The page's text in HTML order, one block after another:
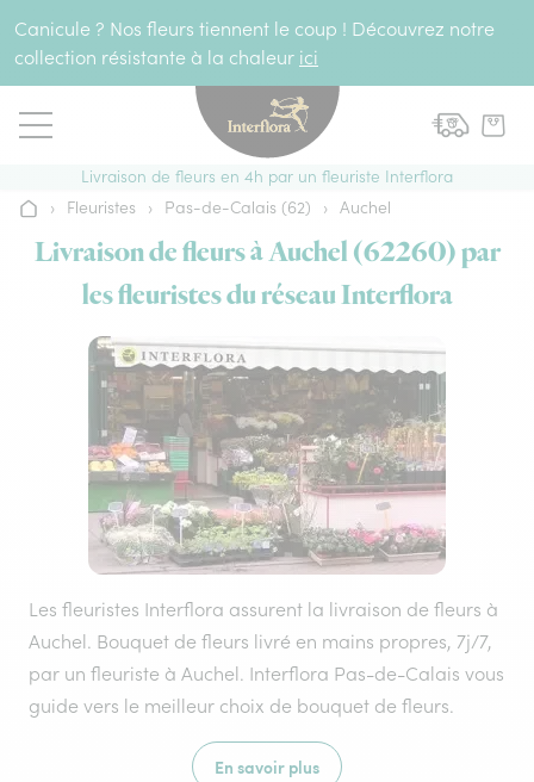
Canicule ? Nos fleurs tiennent le coup ! Découvrez notre
collection résistante à la chaleur ici
Livraison de fleurs en 4h par un fleuriste Interflora
Accueil
› Fleuristes › Pas-de-Calais (62) › Auchel
Livraison de fleurs à Auchel (62260) par
les fleuristes du réseau Interflora
Les fleuristes Interflora assurent la livraison de fleurs à
Auchel. Bouquet de fleurs livré en mains propres, 7j/7,
par un fleuriste à Auchel. Interflora Pas-de-Calais vous
guide vers le meilleur choix de bouquet de fleurs.
En savoir plus